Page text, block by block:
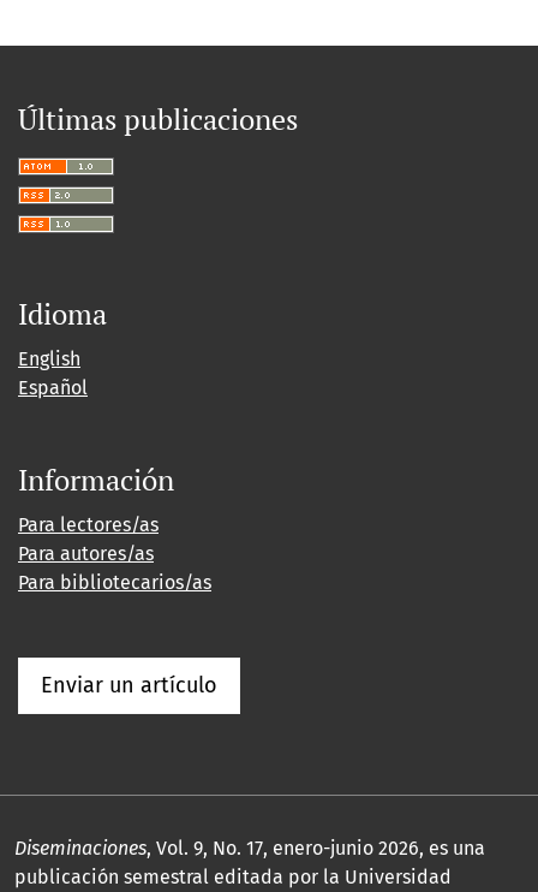
Últimas publicaciones
Idioma
English
Español
Información
Para lectores/as
Para autores/as
Para bibliotecarios/as
Enviar un artículo
Diseminaciones, Vol. 9, No. 17, enero-junio 2026, es una
publicación semestral editada por la Universidad